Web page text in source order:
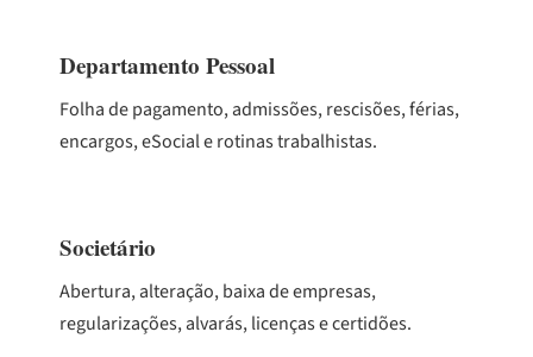
Departamento Pessoal
Folha de pagamento, admissões, rescisões, férias,
encargos, eSocial e rotinas trabalhistas.
Societário
Abertura, alteração, baixa de empresas,
regularizações, alvarás, licenças e certidões.